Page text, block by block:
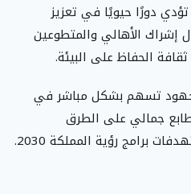
دورًا حيويًا في تعزيز
إشراك الأهالي والمتطوعين
الحفاظ على البيئة.
تسهم بشكل مباشر في
جمالي على الطرق
برامج رؤية المملكة 2030.